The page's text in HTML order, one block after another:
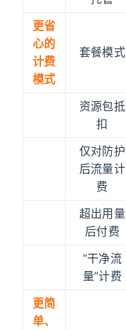
更省
心的
计费
模式
套餐模式
资源包抵
扣
仅对防护
后流量计
费
超出用量
后付费
“干净流
量”计费
更简
单、